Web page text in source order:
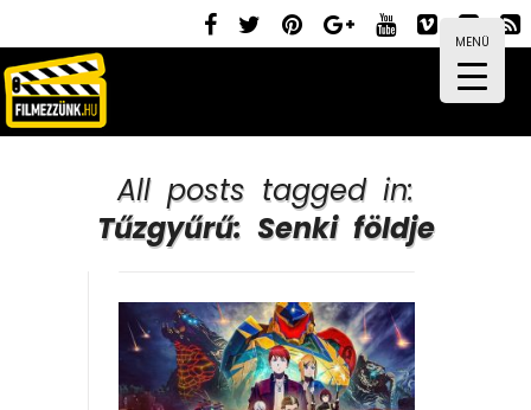
MENÜ
All posts tagged in:
Tűzgyűrű: Senki földje